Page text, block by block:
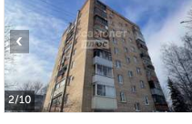
2/10
‹